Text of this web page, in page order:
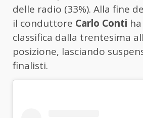
delle radio (33%). Alla fine
il conduttore Carlo Conti
classifica dalla trentesima
posizione, lasciando
finalisti.